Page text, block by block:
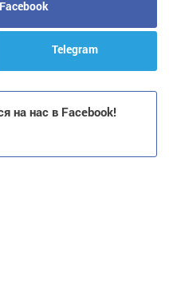
Telegram
на нас в Facebook!